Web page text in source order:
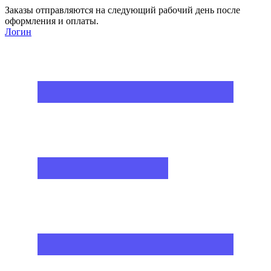
Заказы отправляются на следующий рабочий день после
оформления и оплаты.
Логин